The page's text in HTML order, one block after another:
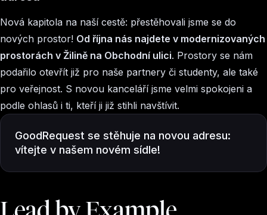
Nová kapitola na naší cestě: přestěhovali jsme se do
nových prostor! Od října nás najdete v modernizovaných
prostorách v Žilině na Obchodní ulici. Prostory se nám
podařilo otevřít již pro naše partnery či studenty, ale také
pro veřejnost. S novou kanceláří jsme velmi spokojeni a
podle ohlasů i ti, kteří ji již stihli navštívit.
GoodRequest se stěhuje na novou adresu:
vítejte v našem novém sídle!